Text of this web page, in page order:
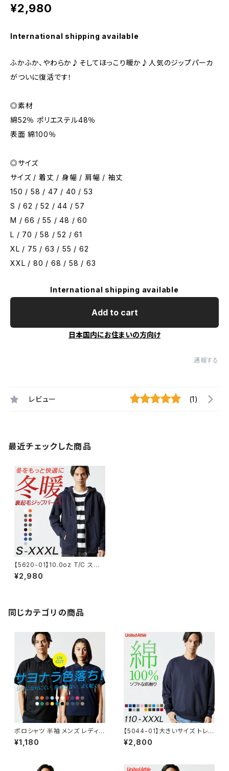
¥2,980
International shipping available
ふかふか、やわらか♪そしてほっこり暖か♪人気のジップパーカ
がついに復活です！
◎素材
綿52％ ポリエステル48％
表面 綿100％
◎サイズ
サイズ / 着丈 / 身幅 / 肩幅 / 袖丈
150 / 58 / 47 / 40 / 53
S / 62 / 52 / 44 / 57
M / 66 / 55 / 48 / 60
L / 70 / 58 / 52 / 61
XL / 75 / 63 / 55 / 62
XXL / 80 / 68 / 58 / 63
International shipping available
Add to cart
日本国内にお住まいの方向け
通報する
レビュー (1)
最近チェックした商品
【5620-01】10.0oz T/C スウェ
ット フルジップパーカ 無地 メン
ズ レディース シンプル おしゃれ
¥2,980
同じカテゴリの商品
ポロシャツ 半袖 メンズ レディー
ス 無地 白 シンプル きれい目 吸
汗速乾 クールビズ スポーツ ゴ
イテッドアスレ 父の日 ギフト 通
¥1,180
【5044-01】大きいサイズ トレ
ーナー メンズ レディース クルー
ネックスウェット 裏毛 XXXL
¥2,800